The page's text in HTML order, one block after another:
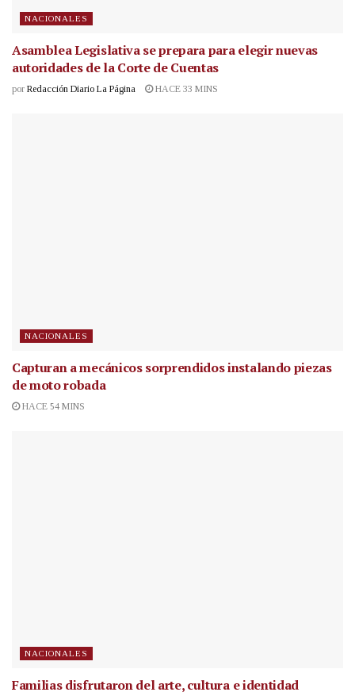
NACIONALES
Asamblea Legislativa se prepara para elegir nuevas
autoridades de la Corte de Cuentas
por Redacción Diario La Página HACE 33 MINS
NACIONALES
Capturan a mecánicos sorprendidos instalando piezas
de moto robada
HACE 54 MINS
NACIONALES
Familias disfrutaron del arte, cultura e identidad